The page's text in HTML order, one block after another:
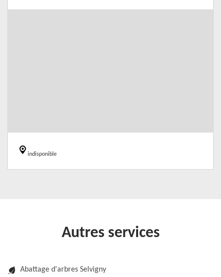
indisponible
Autres services
Abattage d'arbres Selvigny